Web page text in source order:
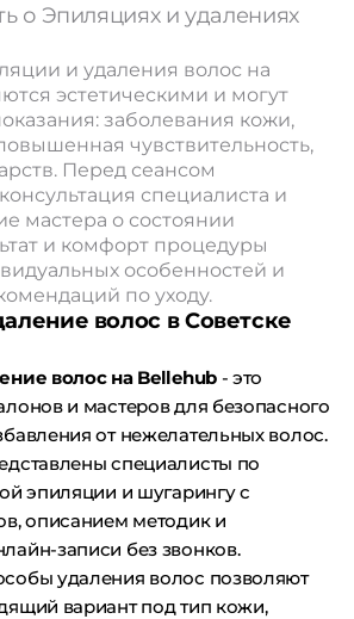
о Эпиляциях и удалениях
и удаления волос на
эстетическими и могут
заболевания кожи,
чувствительность,
Перед сеансом
специалиста и
мастера о состоянии
и комфорт процедуры
особенностей и
по уходу.
волос в Советске
волос на Bellehub- это
и мастеров для безопасного
от нежелательных волос.
специалисты по
эпиляции и шугарингу с
описанием методик и
записи без звонков.
удаления волос позволяют
вариант под тип кожи,